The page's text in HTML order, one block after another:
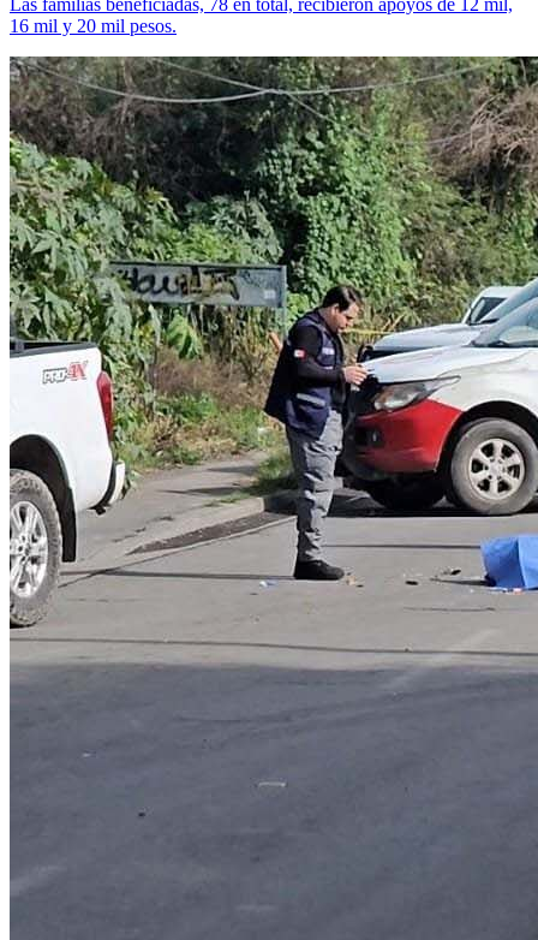
Las familias beneficiadas, 78 en total, recibieron apoyos de 12 mil,
16 mil y 20 mil pesos.